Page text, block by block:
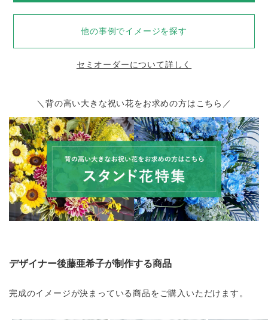
他の事例でイメージを探す
セミオーダーについて詳しく
＼背の高い大きな祝い花をお求めの方はこちら／
デザイナー後藤亜希子が制作する商品
完成のイメージが決まっている商品をご購入いただけます。